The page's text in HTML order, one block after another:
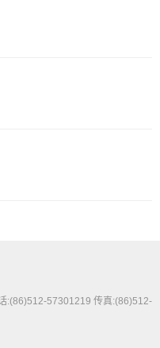
:(86)512-57301219 传真:(86)512-